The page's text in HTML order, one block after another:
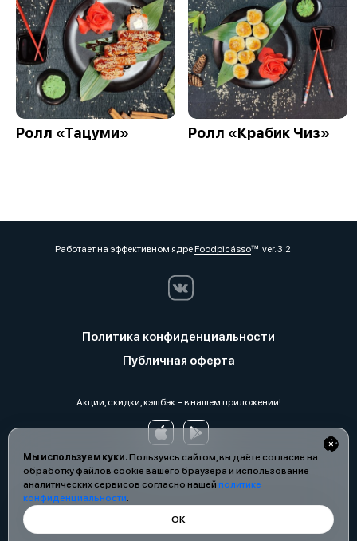
Мы используем куки.Пользуясь сайтом, вы даёте согласие на
обработку файлов cookie вашего браузера и использование
аналитических сервисов согласно нашей политике
конфиденциальности.
ОК
Ролл «Тацуми» Ролл «Крабик Чиз»
Работает на эффективном ядреFoodpicássover. 3.2
Политика конфиденциальности
Публичная оферта
Акции, скидки, кэшбэк − в нашем приложении!